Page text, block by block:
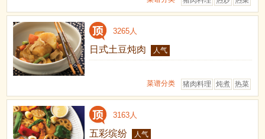
3265人
日式土豆炖肉 人气
热菜
炖煮
猪肉料理
菜谱分类
3163人
五彩缤纷 人气